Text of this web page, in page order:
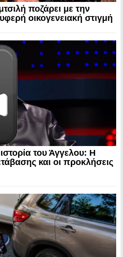
ποζάρει με την
οικογενειακή στιγμή
του Άγγελου: Η
και οι προκλήσεις